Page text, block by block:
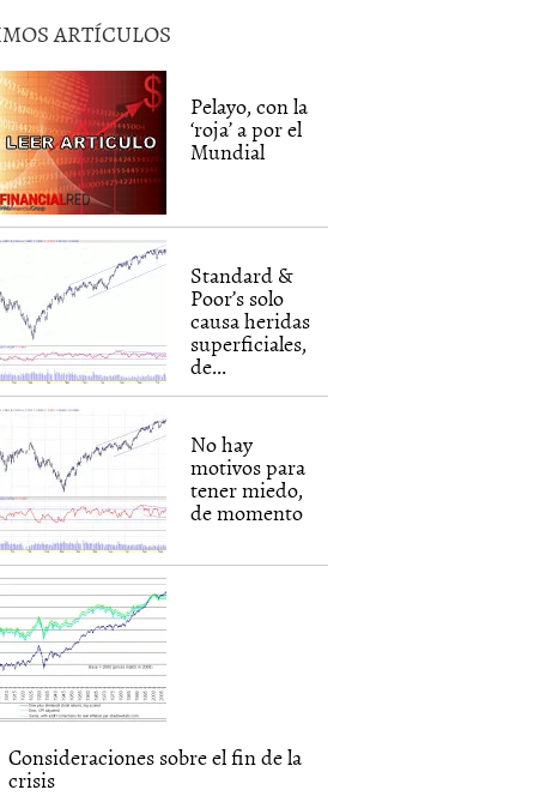
ARTÍCULOS
Pelayo, con la
‘roja’ a por el
Mundial
Standard &
Poor’s solo
causa heridas
superficiales,
de...
No hay
motivos para
tener miedo,
de momento
Consideraciones sobre el fin de la
crisis